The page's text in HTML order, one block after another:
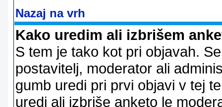
Nazaj na vrh
Kako uredim ali izbrišem
S tem je tako kot pri objavah.
postavitelj, moderator ali
gumb uredi pri prvi objavi v tej
uredi ali izbriše anketo le